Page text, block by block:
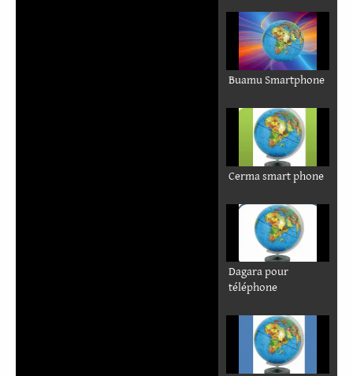
Buamu Smartphone
Cerma smart phone
Dagara pour
téléphone